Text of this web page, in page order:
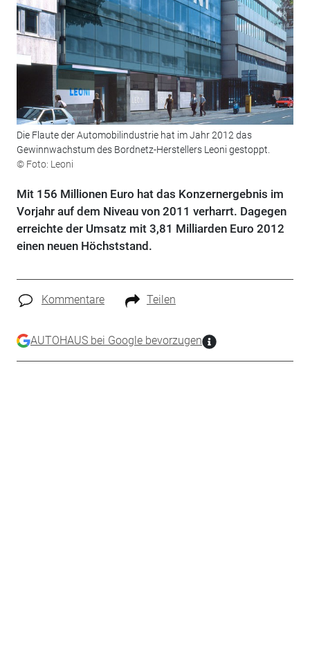
Die Flaute der Automobilindustrie hat im Jahr 2012 das
Gewinnwachstum des Bordnetz-Herstellers Leoni gestoppt.
© Foto: Leoni
Mit 156 Millionen Euro hat das Konzernergebnis im
Vorjahr auf dem Niveau von 2011 verharrt. Dagegen
erreichte der Umsatz mit 3,81 Milliarden Euro 2012
einen neuen Höchststand.
Kommentare Teilen
AUTOHAUS bei Google bevorzugen